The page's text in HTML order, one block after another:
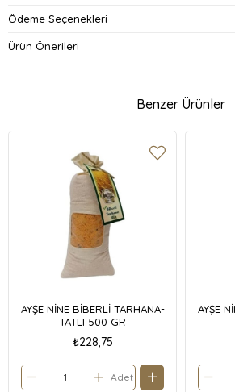
Ödeme Seçenekleri
Ürün Önerileri
Benzer Ürünler
AYŞE NİNE BİBERLİ TARHANA-
TATLI 500 GR
₺228,75
Adet
AYŞE